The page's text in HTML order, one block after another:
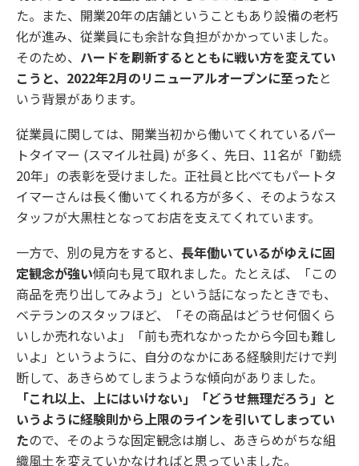
た。また、開業20年の店舗ということもあり設備の老朽
化が進み、従業員にも余計な負担がかかっていました。
そのため、 ハードを刷新するとともに戦い方を変えてい
こうと、2022年2月のリニューアルオープンに至ったと
いう背景があります。
従業員に関しては、開業当初から働いてくれているパー
トタイマー (スマイル社員) が多く、先日、11名が「勤続
20年」の表彰を受けました。正社員と比べてもパートタ
イマーさんは長く働いてくれる方が多く、そのようなス
タッフが大黒柱となってお店を支えてくれています。
一方で、別の見方をすると、 長年働いているがゆえに固
定観念が強い傾向も見て取れました。たとえば、「この
商品を売り出してみよう」という話になったときでも、
ベテランのスタッフほど、「その商品はどうせ何個くら
いしか売れないよ」「前も売れなかったから今回も難し
いよ」というように、自分のなかにある経験則だけで判
断して、あきらめてしまうような傾向がありました。
「これ以上、上にはいけない」「どうせ無理だろう」と
いうように経験則から上限のラインを引いてしまってい
たので、そのような固定観念は崩し、あきらめがちな組
織風土を変えていかなければと思っていました。